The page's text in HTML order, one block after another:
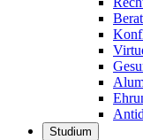
Studium